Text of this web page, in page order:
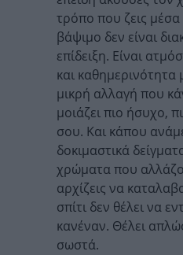
τρόπο που ζεις
βάψιμο δεν είναι
επίδειξη. Είναι
και καθημερινότητα
μικρή αλλαγή που
μοιάζει πιο ήσυχο,
σου. Και κάπου
δοκιμαστικά
χρώματα που
αρχίζεις να
σπίτι δεν θέλει να
κανέναν. Θέλει
σωστά.